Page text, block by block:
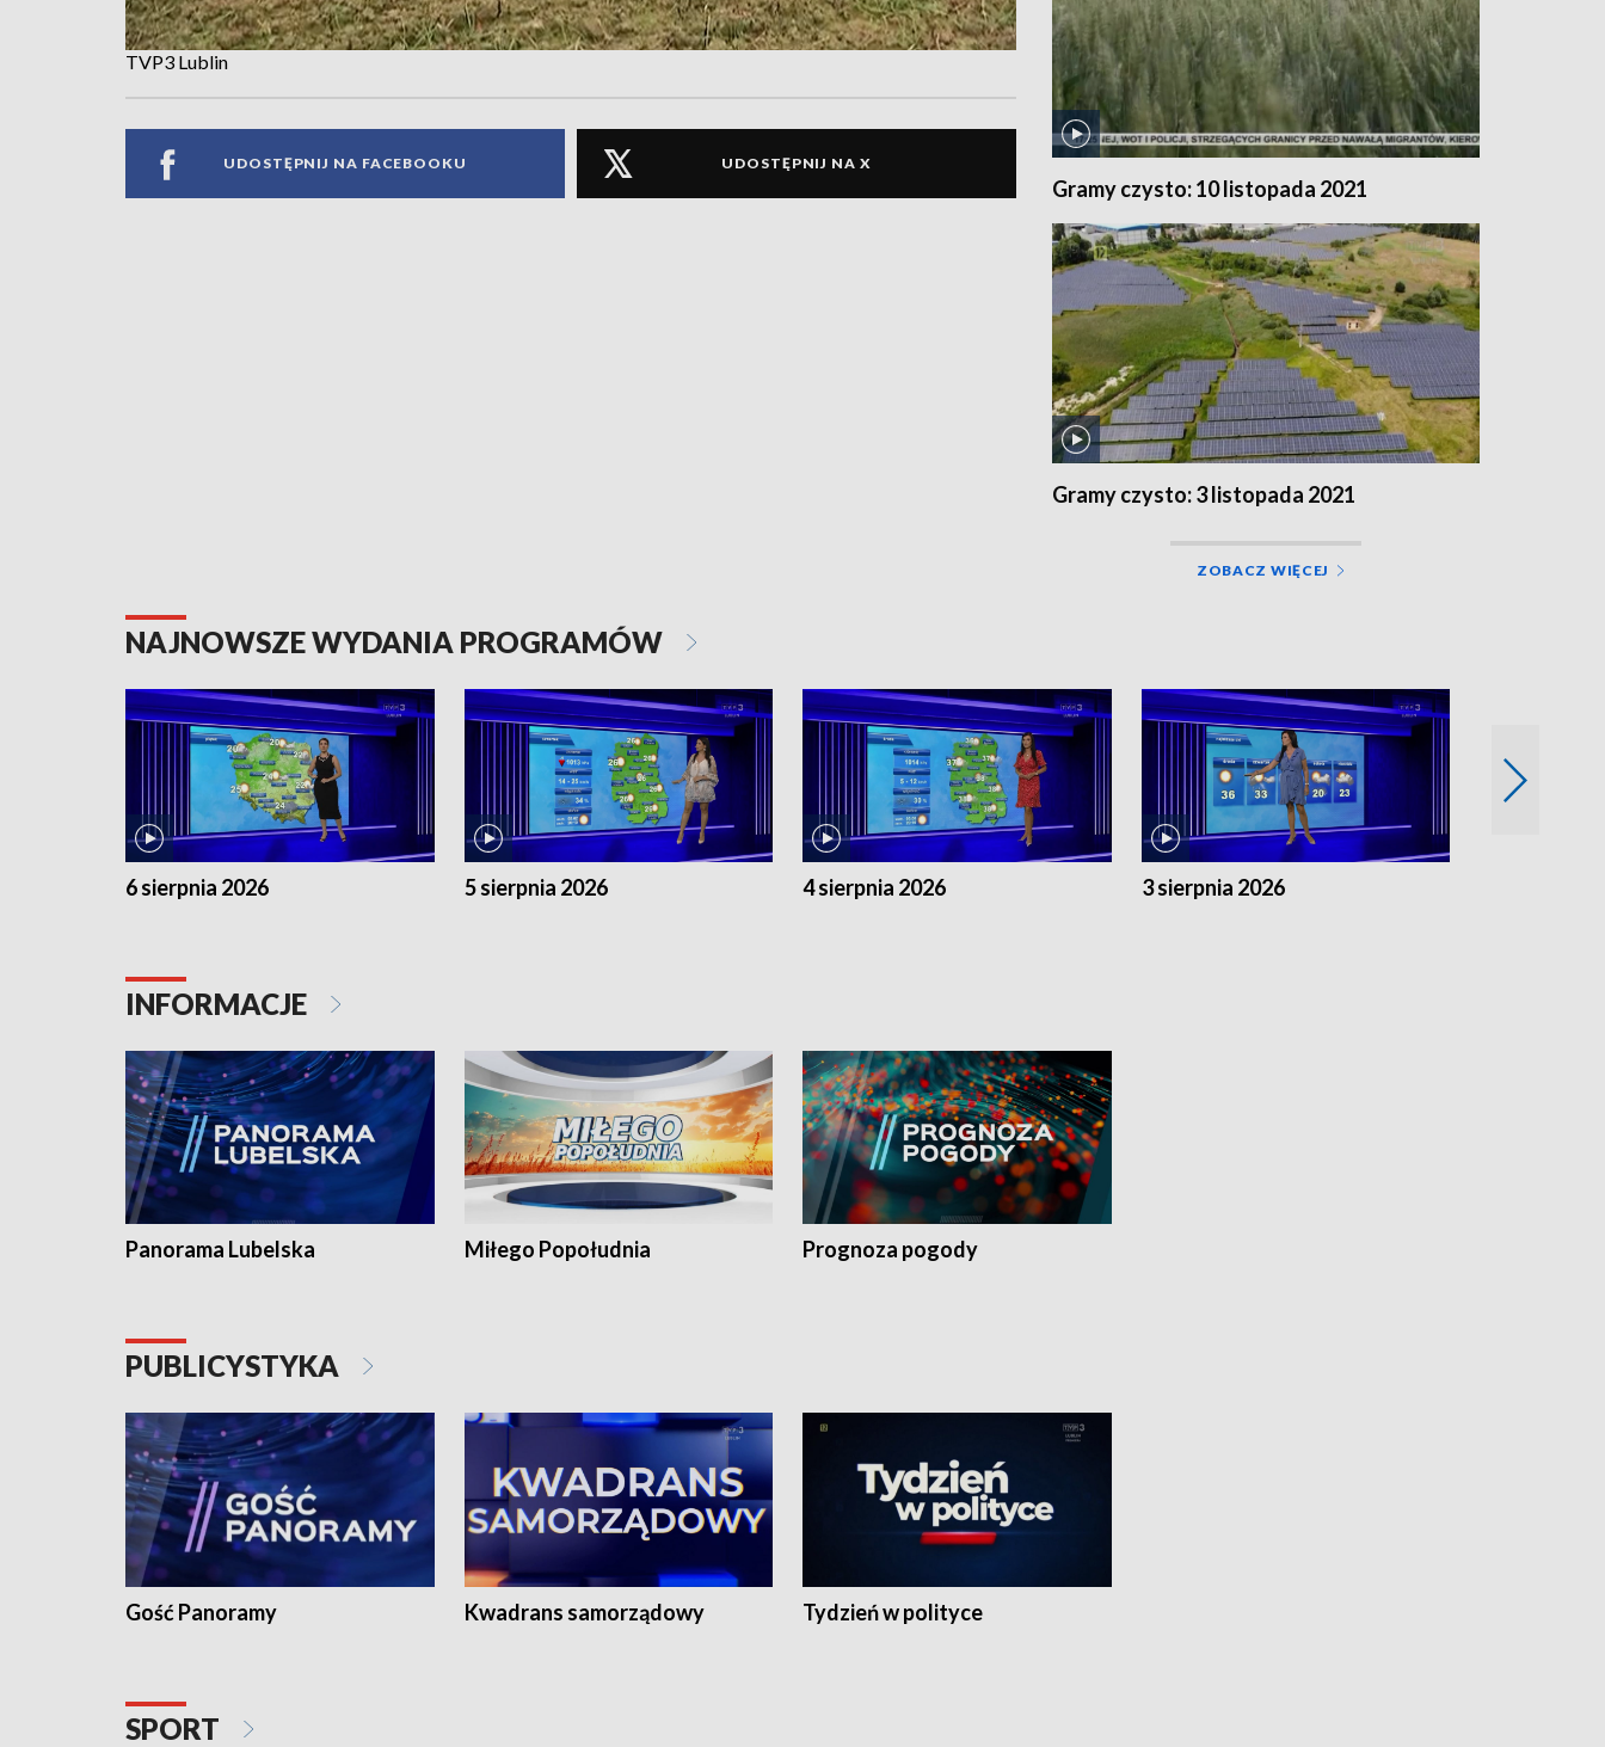
TVP3 Lublin
UDOSTĘPNIJ NA FACEBOOKU UDOSTĘPNIJ NA X
Gramy czysto: 10 listopada 2021
Gramy czysto: 3 listopada 2021
ZOBACZ WIĘCEJ
NAJNOWSZE WYDANIA PROGRAMÓW
6 sierpnia 2026 5 sierpnia 2026 4 sierpnia 2026 3 sierpnia 2026
INFORMACJE
Panorama Lubelska Miłego Popołudnia Prognoza pogody
PUBLICYSTYKA
Gość Panoramy Kwadrans samorządowy Tydzień w polityce
SPORT